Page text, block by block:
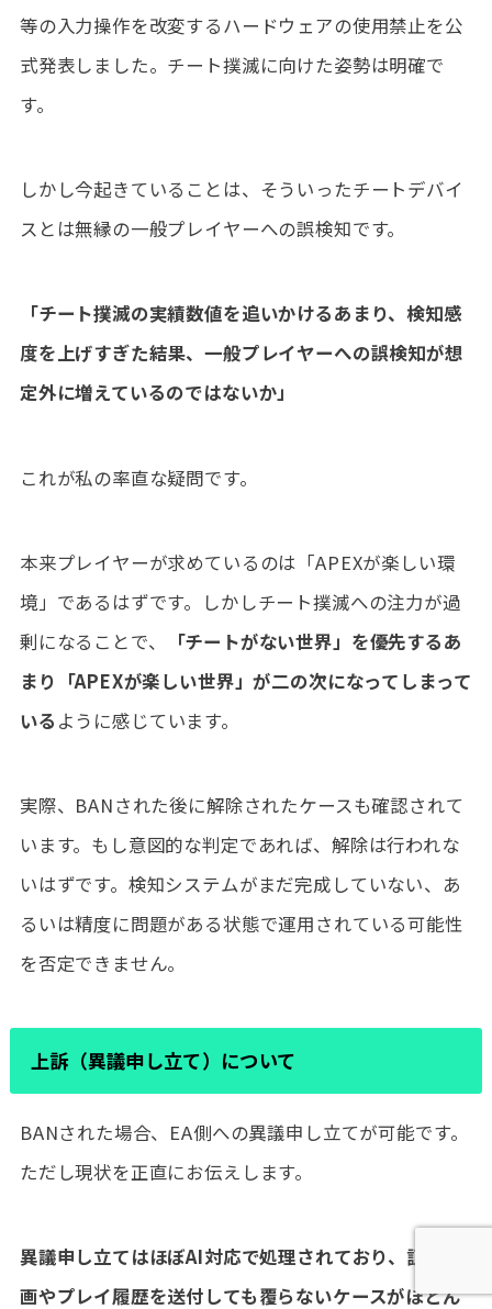
等の入力操作を改変するハードウェアの使用禁止を公
式発表しました。チート撲滅に向けた姿勢は明確で
す。
しかし今起きていることは、そういったチートデバイ
スとは無縁の一般プレイヤーへの誤検知です。
「チート撲滅の実績数値を追いかけるあまり、検知感
度を上げすぎた結果、一般プレイヤーへの誤検知が想
定外に増えているのではないか」
これが私の率直な疑問です。
本来プレイヤーが求めているのは「APEXが楽しい環
境」であるはずです。しかしチート撲滅への注力が過
剰になることで、
「チートがない世界」を優先するあ
まり「APEXが楽しい世界」が二の次になってしまって
いる ように感じています。
実際、BANされた後に解除されたケースも確認されて
います。もし意図的な判定であれば、解除は行われな
いはずです。検知システムがまだ完成していない、あ
るいは精度に問題がある状態で運用されている可能性
を否定できません。
上訴（異議申し立て）について
BANされた場合、EA側への異議申し立てが可能です。
ただし現状を正直にお伝えします。
異議申し立てはほぼAI対応で処理されており、証拠動
画やプレイ履歴を送付しても覆らないケースがほとん